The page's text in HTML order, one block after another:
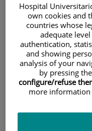
Pacientes
Hospital
own cookies and
countries whose
adequate
authentication,
and showing
analysis of your
by pressing
configure/refuse
more information